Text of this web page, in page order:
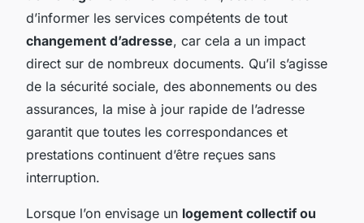
d’informer les services compétents de tout
changement d’adresse, car cela a un impact
direct sur de nombreux documents. Qu’il s’agisse
de la sécurité sociale, des abonnements ou des
assurances, la mise à jour rapide de l’adresse
garantit que toutes les correspondances et
prestations continuent d’être reçues sans
interruption.
Lorsque l’on envisage un logement collectif ou